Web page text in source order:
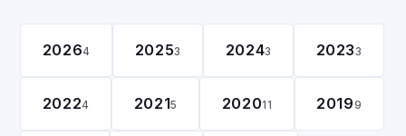
20264 20253 20243 20233
20224 20215 202011 20199